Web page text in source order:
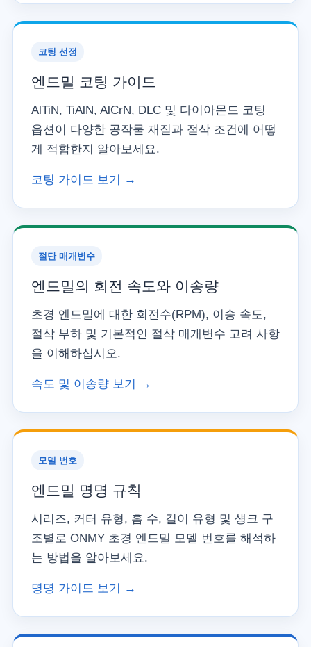
코팅 선정
엔드밀 코팅 가이드
AlTiN, TiAlN, AlCrN, DLC 및 다이아몬드 코팅
옵션이 다양한 공작물 재질과 절삭 조건에 어떻
게 적합한지 알아보세요.
코팅 가이드 보기 →
절단 매개변수
엔드밀의 회전 속도와 이송량
초경 엔드밀에 대한 회전수(RPM), 이송 속도,
절삭 부하 및 기본적인 절삭 매개변수 고려 사항
을 이해하십시오.
속도 및 이송량 보기 →
모델 번호
엔드밀 명명 규칙
시리즈, 커터 유형, 홈 수, 길이 유형 및 섕크 구
조별로 ONMY 초경 엔드밀 모델 번호를 해석하
는 방법을 알아보세요.
명명 가이드 보기 →